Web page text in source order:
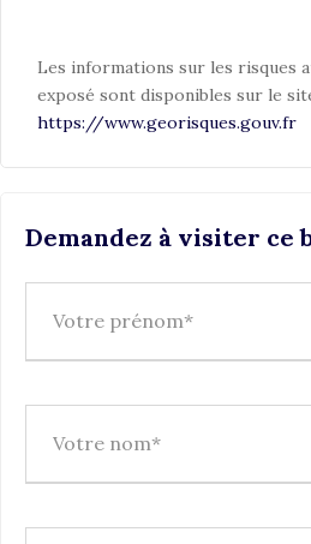
Les informations sur les risques
exposé sont disponibles sur le
https://www.georisques.gouv.fr
Demandez à visiter ce